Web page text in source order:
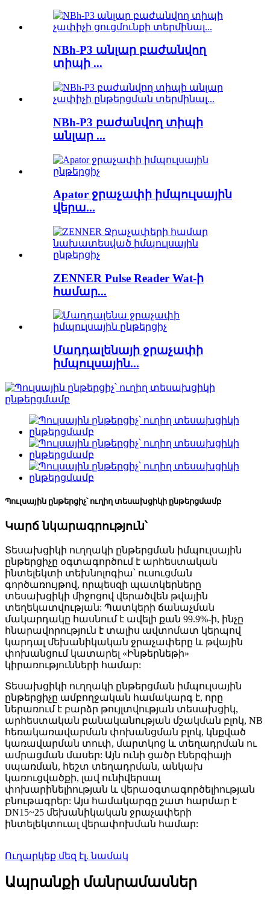
NBh-P3 անլար բաժանվող
տիպի ...
NBh-P3 բաժանվող տիպի
անլար ...
Apator ջրաչափի իմպուլսային
վերա...
ZENNER Pulse Reader Wat-ի
համար...
Մադդալենայի ջրաչափի
իմպուլսային...
Պուլսային ընթերցիչ՝ ուղիղ տեսախցիկի ընթերցմամբ
Կարճ նկարագրություն՝
Տեսախցիկի ուղղակի ընթերցման իմպուլսային
ընթերցիչը օգտագործում է արհեստական ​​
ինտելեկտի տեխնոլոգիա՝ ուսուցման
գործառույթով, որպեսզի պատկերները
տեսախցիկի միջոցով վերածվեն թվային
տեղեկատվության: Պատկերի ճանաչման
մակարդակը հասնում է ավելի քան 99.9%-ի, ինչը
հնարավորություն է տալիս ավտոմատ կերպով
կարդալ մեխանիկական ջրաչափերը և թվային
փոխանցում կատարել «Ինթերնեթի»
կիրառությունների համար:
Տեսախցիկի ուղղակի ընթերցման իմպուլսային
ընթերցիչը ամբողջական համակարգ է, որը
ներառում է բարձր թույլտվության տեսախցիկ,
արհեստական ​​բանականության մշակման բլոկ, NB
հեռակառավարման փոխանցման բլոկ, կնքված
կառավարման տուփ, մարտկոց և տեղադրման ու
ամրացման մասեր: Այն ունի ցածր էներգիայի
սպառման, հեշտ տեղադրման, անկախ
կառուցվածքի, լավ ունիվերսալ
փոխարինելիության և վերաօգտագործելիության
բնութագրեր: Այս համակարգը շատ հարմար է
DN15~25 մեխանիկական ջրաչափերի
ինտելեկտուալ վերափոխման համար:
Ուղարկեք մեզ էլ. նամակ
Ապրանքի մանրամասներ